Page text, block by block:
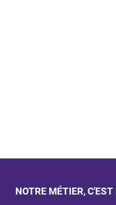
NOTRE MÉTIER,